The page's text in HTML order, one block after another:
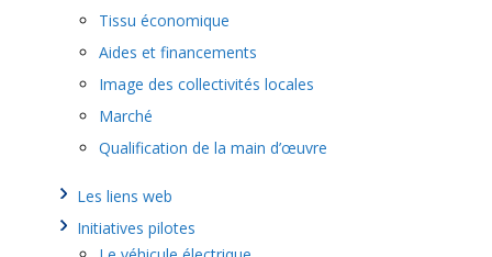
Tissu économique
Aides et financements
Image des collectivités locales
Marché
Qualification de la main d’œuvre
Les liens web
Initiatives pilotes